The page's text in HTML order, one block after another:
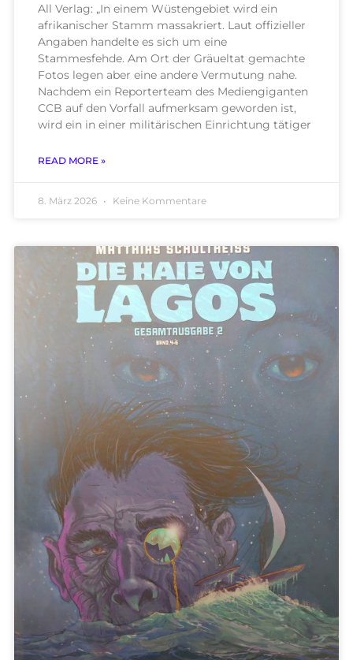
All Verlag: „In einem Wüstengebiet wird ein
afrikanischer Stamm massakriert. Laut offizieller
Angaben handelte es sich um eine
Stammesfehde. Am Ort der Gräueltat gemachte
Fotos legen aber eine andere Vermutung nahe.
Nachdem ein Reporterteam des Mediengiganten
CCB auf den Vorfall aufmerksam geworden ist,
wird ein in einer militärischen Einrichtung tätiger
READ MORE »
8. März 2026 Keine Kommentare